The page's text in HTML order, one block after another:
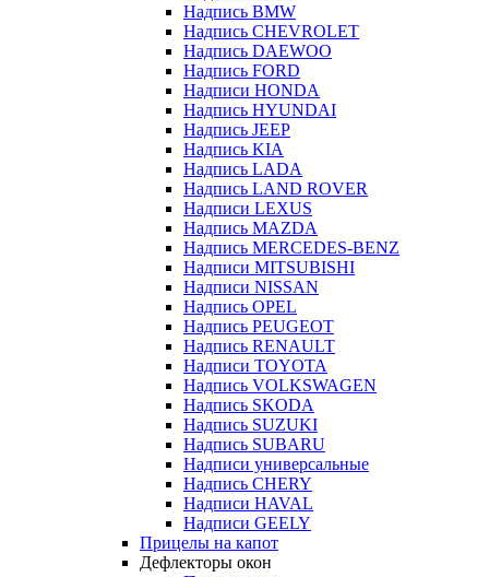
Надпись BMW
Надпись CHEVROLET
Надпись DAEWOO
Надпись FORD
Надписи HONDA
Надпись HYUNDAI
Надпись JEEP
Надпись KIA
Надпись LADA
Надпись LAND ROVER
Надписи LEXUS
Надпись MAZDA
Надпись MERCEDES-BENZ
Надписи MITSUBISHI
Надписи NISSAN
Надпись OPEL
Надпись PEUGEOT
Надпись RENAULT
Надписи TOYOTA
Надпись VOLKSWAGEN
Надпись SKODA
Надпись SUZUKI
Надпись SUBARU
Надписи универсальные
Надпись CHERY
Надписи HAVAL
Надписи GEELY
Прицелы на капот
Дефлекторы окон